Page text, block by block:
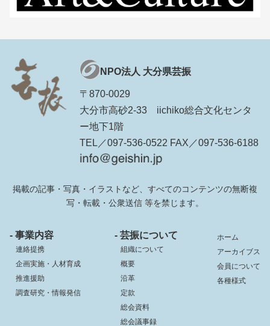
NPO法人 大分県芸振
〒870-0029
大分市高砂2-33 iichiko総合文化センタ
ー地下1階
TEL／097-536-0522 FAX／097-536-6188
掲載の記事・写真・イラストなど、すべてのコンテンツの無断複
写・転載・公衆送信 等を禁じます。
- 事業内容
連絡提携
企画実施・人材育成
推進援助
調査研究・情報発信
- 芸振について
組織について
概要
沿革
定款
総会資料
総会議事録
ホーム
アーカイブス
会員について
各種様式